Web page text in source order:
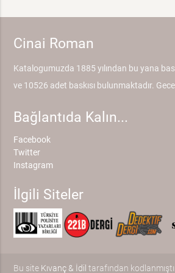
Cinai Roman
Katalogumuzda 1885 yılından bu yana
ve 10526 adet baskısı bulunmaktadır.
Bağlantıda Kalın...
Facebook
Twitter
Instagram
İlgili Siteler
Bu site Kıvanç & İdil tarafından